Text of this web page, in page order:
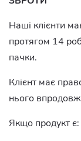
Наші клієнти
протягом 14
пачки.
Клієнт має
нього
Якщо продукт є: